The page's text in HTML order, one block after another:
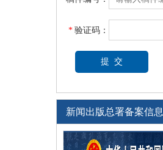
* 验证码：
新闻出版总署备案信息